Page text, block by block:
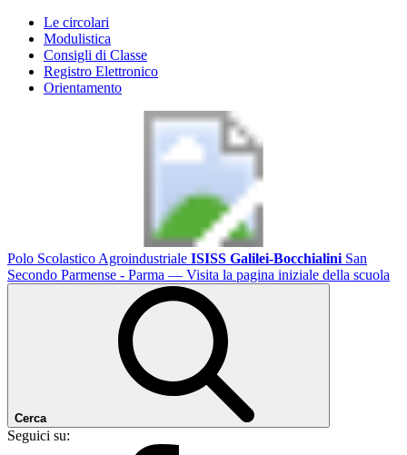
Le circolari
Modulistica
Consigli di Classe
Registro Elettronico
Orientamento
Polo Scolastico Agroindustriale ISISS Galilei-Bocchialini San
Secondo Parmense - Parma — Visita la pagina iniziale della scuola
Cerca
Seguici su: